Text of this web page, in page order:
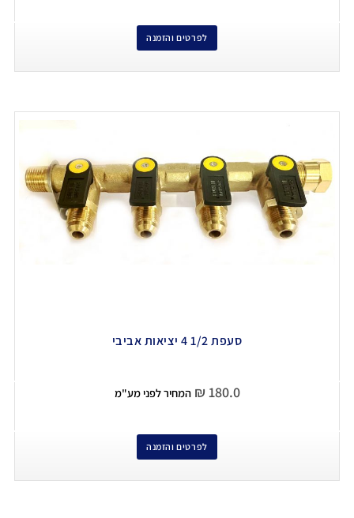
לפרטים והזמנה
סעפת 1/2 4 יציאות אביבי
₪ 180.0 המחיר לפני מע"מ
לפרטים והזמנה